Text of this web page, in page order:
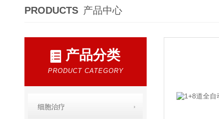
PRODUCTS 产品中心
产品分类
PRODUCT CATEGORY
细胞治疗